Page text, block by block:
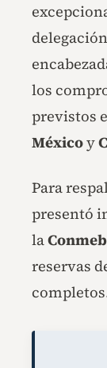
los
previstos
Méxicoy
Para
presentó
la
reservas